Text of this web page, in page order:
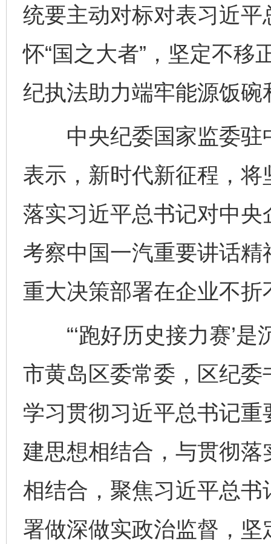
统要主动对标对表习近
怀“国之大者”，坚定不移
纪执法助力端牢能源饭碗
中央纪委国家监委驻
表示，新时代新征程，
落实习近平总书记对中
考察中国一汽重要讲话
重大决策部署在企业不折
“‘跑好历史接力赛’是
市黄岛区委常委，区纪
学习贯彻习近平总书记
建思想相结合，与贯彻
相结合，聚焦习近平总
署做深做实政治监督，